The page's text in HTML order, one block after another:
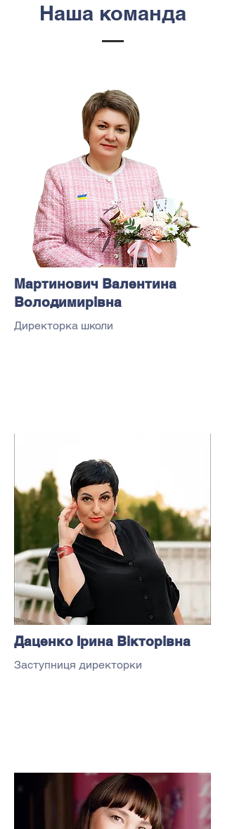
Наша команда
Мартинович Валентина
Володимирівна
Директорка школи
Даценко Ірина Вікторівна
Заступниця директорки